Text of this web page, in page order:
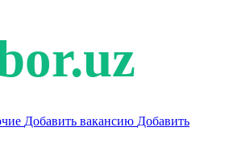
Добавить вакансию Добавить